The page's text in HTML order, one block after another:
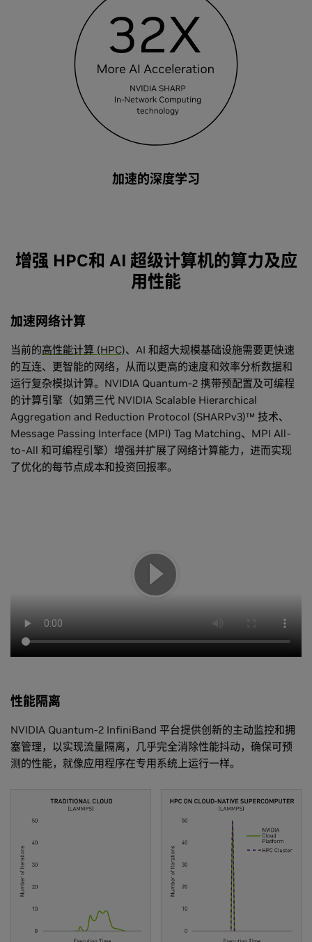
加速的深度学习
增强 HPC和 AI 超级计算机的算力及应
用性能
加速网络计算
当前的高性能计算 (HPC)、AI 和超大规模基础设施需要更快速
的互连、更智能的网络，从而以更高的速度和效率分析数据和
运行复杂模拟计算。NVIDIA Quantum-2 携带预配置及可编程
的计算引擎（如第三代 NVIDIA Scalable Hierarchical
Aggregation and Reduction Protocol (SHARPv3)™ 技术、
Message Passing Interface (MPI) Tag Matching、MPI All-
to-All 和可编程引擎）增强并扩展了网络计算能力，进而实现
了优化的每节点成本和投资回报率。
性能隔离
NVIDIA Quantum-2 InfiniBand 平台提供创新的主动监控和拥
塞管理，以实现流量隔离，几乎完全消除性能抖动，确保可预
测的性能，就像应用程序在专用系统上运行一样。